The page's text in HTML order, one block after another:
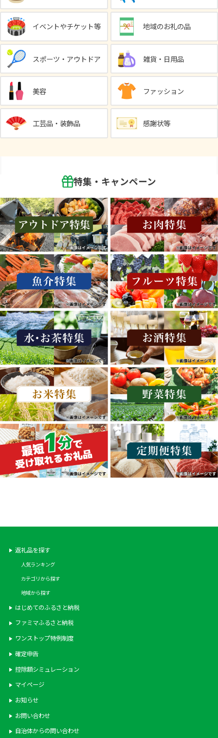
イベントやチケット等 地域のお礼の品
スポーツ・アウトドア 雑貨・日用品
美容 ファッション
工芸品・装飾品 感謝状等
特集・キャンペーン
返礼品を探す
人気ランキング
カテゴリから探す
地域から探す
はじめてのふるさと納税
ファミマふるさと納税
ワンストップ特例制度
確定申告
控除額シミュレーション
マイページ
お知らせ
お問い合わせ
自治体からの問い合わせ